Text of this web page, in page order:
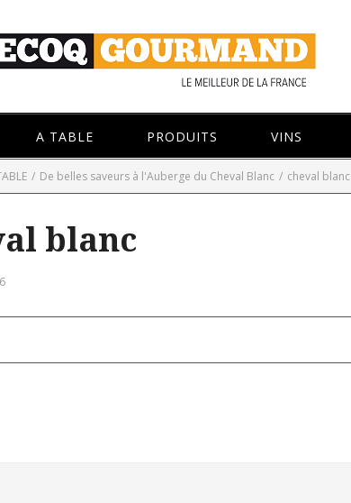
A TABLE PRODUITS VINS
/ De belles saveurs à l'Auberge du Cheval Blanc / cheval blanc
blanc